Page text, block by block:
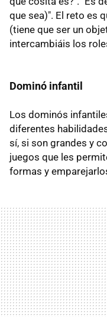
que sea)". El reto es
(tiene que ser un
intercambiáis los
Dominó infantil
Los dominós
diferentes
sí, si son grandes y
juegos que les
formas y